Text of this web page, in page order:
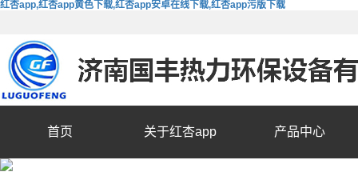
红杏app,红杏app黄色下载,红杏app安卓在线下载,红杏app污版下载
首页 关于红杏app 产品中心